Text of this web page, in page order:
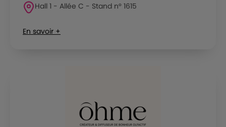
Hall 1 - Allée C - Stand n° 1615
En savoir +